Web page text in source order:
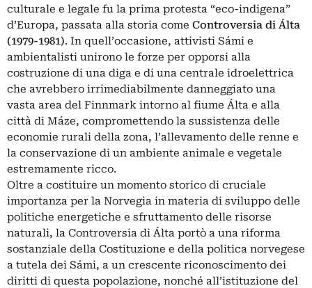
culturale e legale fu la prima protesta “eco-indigena”
d’Europa, passata alla storia come Controversia di Álta
(1979-1981). In quell’occasione, attivisti Sámi e
ambientalisti unirono le forze per opporsi alla
costruzione di una diga e di una centrale idroelettrica
che avrebbero irrimediabilmente danneggiato una
vasta area del Finnmark intorno al fiume Álta e alla
città di Máze, compromettendo la sussistenza delle
economie rurali della zona, l’allevamento delle renne e
la conservazione di un ambiente animale e vegetale
estremamente ricco.
Oltre a costituire un momento storico di cruciale
importanza per la Norvegia in materia di sviluppo delle
politiche energetiche e sfruttamento delle risorse
naturali, la Controversia di Álta portò a una riforma
sostanziale della Costituzione e della politica norvegese
a tutela dei Sámi, a un crescente riconoscimento dei
diritti di questa popolazione, nonché all’istituzione del